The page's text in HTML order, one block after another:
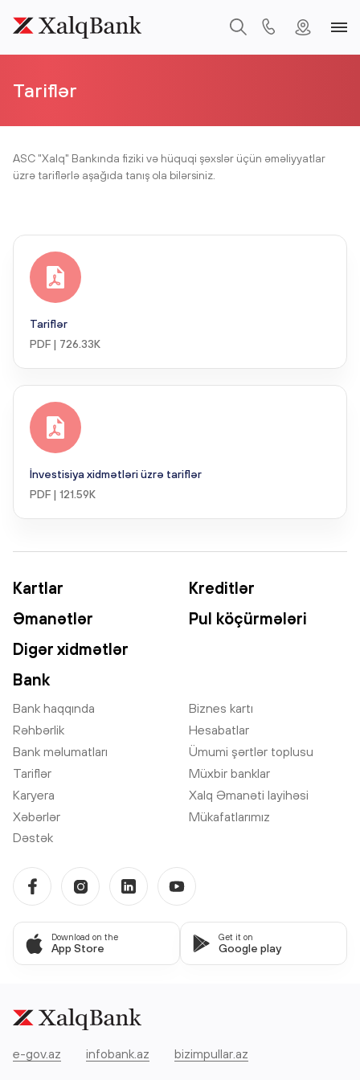
Tariflər
ASC "Xalq" Bankında fiziki və hüquqi şəxslər üçün əməliyyatlar
üzrə tariflərlə aşağıda tanış ola bilərsiniz.
Tariflər
PDF | 726.33K
İnvestisiya xidmətləri üzrə tariflər
PDF | 121.59K
Kartlar
Kreditlər
Əmanətlər
Pul köçürmələri
Digər xidmətlər
Bank
Bank haqqında
Biznes kartı
Rəhbərlik
Hesabatlar
Bank məlumatları
Ümumi şərtlər toplusu
Tariflər
Müxbir banklar
Karyera
Xalq Əmanəti layihəsi
Xəbərlər
Mükafatlarımız
Dəstək
Download on the
App Store
Get it on
Google play
e-gov.az infobank.az bizimpullar.az